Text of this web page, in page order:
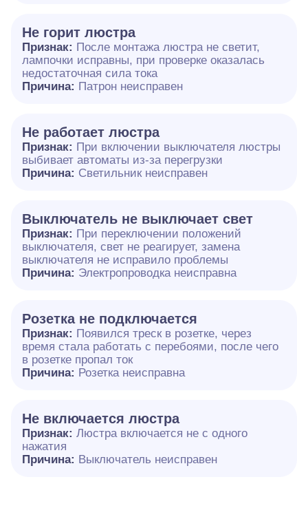
Не горит люстра
Признак: После монтажа люстра не светит,
лампочки исправны, при проверке оказалась
недостаточная сила тока
Причина: Патрон неисправен
Не работает люстра
Признак: При включении выключателя люстры
выбивает автоматы из-за перегрузки
Причина: Светильник неисправен
Выключатель не выключает свет
Признак: При переключении положений
выключателя, свет не реагирует, замена
выключателя не исправило проблемы
Причина: Электропроводка неисправна
Розетка не подключается
Признак: Появился треск в розетке, через
время стала работать с перебоями, после чего
в розетке пропал ток
Причина: Розетка неисправна
Не включается люстра
Признак: Люстра включается не с одного
нажатия
Причина: Выключатель неисправен